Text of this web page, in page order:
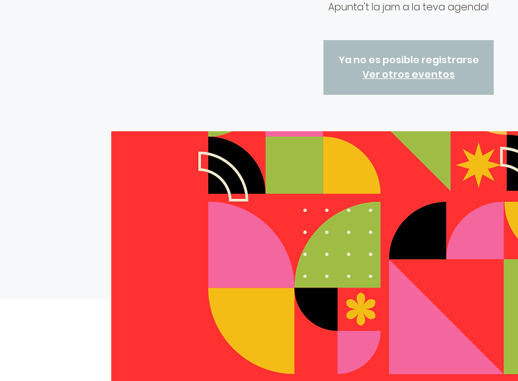
Ya no es posible registrarse
Ver otros eventos